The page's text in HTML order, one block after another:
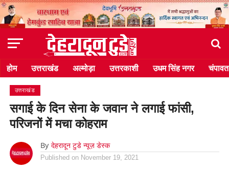
होम उत्तराखंड अल्मोड़ा उत्तरकाशी उधम सिंह नगर चंपावत
उत्तराखंड
सगाई के दिन सेना के जवान ने लगाई फांसी,
परिजनों में मचा कोहराम
By देहरादून टुडे न्यूज़ डेस्क
Published on November 19, 2021